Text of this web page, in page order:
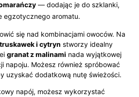
— dodając je do szklanki,
egzotycznego aromatu.
się nad kombinacjami owoców. Na
truskawek i cytryn stworzy idealny
granat z malinami nada wyjątkowej
napoju. Możesz również spróbować
uzyskać dodatkową nutę świeżości.
napój, możesz wykorzystać